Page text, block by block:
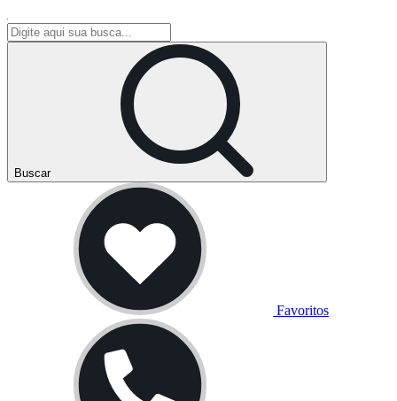
Buscar
Favoritos